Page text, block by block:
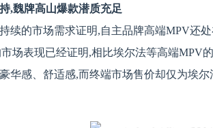
,魏牌高山爆款潜质充足
续的市场需求证明,自主品牌高端MPV还
场表现已经证明,相比埃尔法等高端MPV
华感、舒适感,而终端市场售价却仅为埃尔